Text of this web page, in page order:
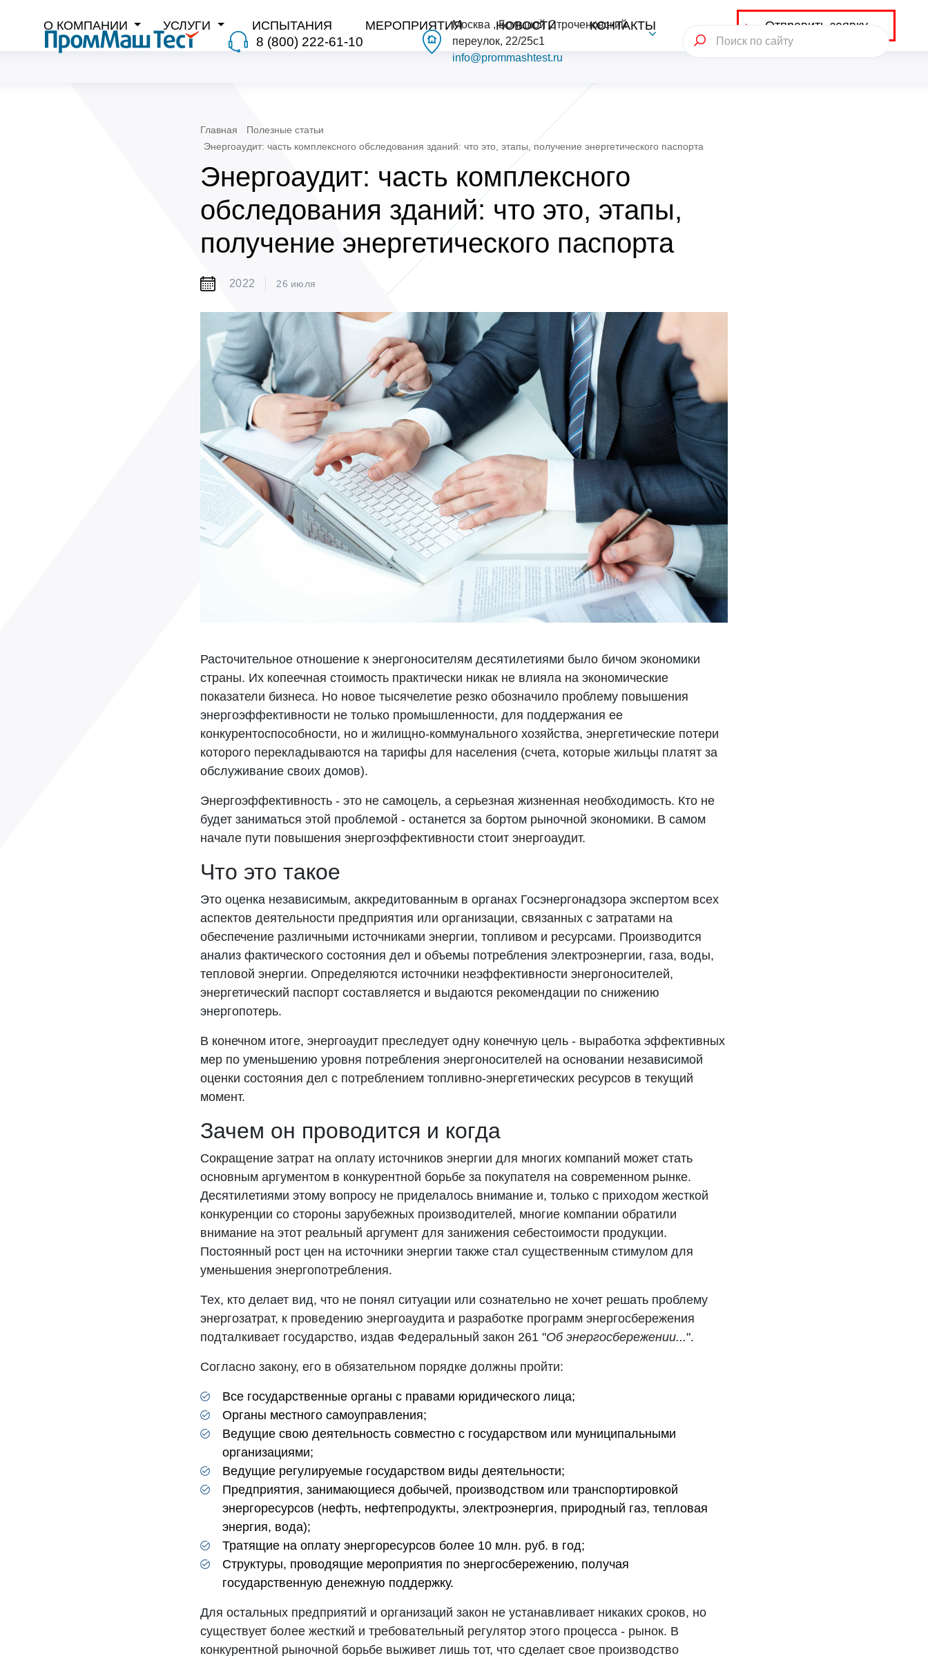
8 (800) 222-61-10
Москва , Большой Строченовский
переулок, 22/25с1
info@prommashtest.ru
О КОМПАНИИ УСЛУГИ ИСПЫТАНИЯ МЕРОПРИЯТИЯ НОВОСТИ КОНТАКТЫ Отправить заявку
Главная
Полезные статьи
Энергоаудит: часть комплексного обследования зданий: что это, этапы, получение энергетического паспорта
Энергоаудит: часть комплексного
обследования зданий: что это, этапы,
получение энергетического паспорта
2022 26 июля
Расточительное отношение к энергоносителям десятилетиями было бичом экономики
страны. Их копеечная стоимость практически никак не влияла на экономические
показатели бизнеса. Но новое тысячелетие резко обозначило проблему повышения
энергоэффективности не только промышленности, для поддержания ее
конкурентоспособности, но и жилищно-коммунального хозяйства, энергетические потери
которого перекладываются на тарифы для населения (счета, которые жильцы платят за
обслуживание своих домов).
Энергоэффективность - это не самоцель, а серьезная жизненная необходимость. Кто не
будет заниматься этой проблемой - останется за бортом рыночной экономики. В самом
начале пути повышения энергоэффективности стоит энергоаудит.
Что это такое
Это оценка независимым, аккредитованным в органах Госэнергонадзора экспертом всех
аспектов деятельности предприятия или организации, связанных с затратами на
обеспечение различными источниками энергии, топливом и ресурсами. Производится
анализ фактического состояния дел и объемы потребления электроэнергии, газа, воды,
тепловой энергии. Определяются источники неэффективности энергоносителей,
энергетический паспорт составляется и выдаются рекомендации по снижению
энергопотерь.
В конечном итоге, энергоаудит преследует одну конечную цель - выработка эффективных
мер по уменьшению уровня потребления энергоносителей на основании независимой
оценки состояния дел с потреблением топливно-энергетических ресурсов в текущий
момент.
Зачем он проводится и когда
Сокращение затрат на оплату источников энергии для многих компаний может стать
основным аргументом в конкурентной борьбе за покупателя на современном рынке.
Десятилетиями этому вопросу не приделалось внимание и, только с приходом жесткой
конкуренции со стороны зарубежных производителей, многие компании обратили
внимание на этот реальный аргумент для занижения себестоимости продукции.
Постоянный рост цен на источники энергии также стал существенным стимулом для
уменьшения энергопотребления.
Тех, кто делает вид, что не понял ситуации или сознательно не хочет решать проблему
энергозатрат, к проведению энергоаудита и разработке программ энергосбережения
подталкивает государство, издав Федеральный закон 261 "Об энергосбережении...".
Согласно закону, его в обязательном порядке должны пройти:
Все государственные органы с правами юридического лица;
Органы местного самоуправления;
Ведущие свою деятельность совместно с государством или муниципальными
организациями;
Ведущие регулируемые государством виды деятельности;
Предприятия, занимающиеся добычей, производством или транспортировкой
энергоресурсов (нефть, нефтепродукты, электроэнергия, природный газ, тепловая
энергия, вода);
Тратящие на оплату энергоресурсов более 10 млн. руб. в год;
Структуры, проводящие мероприятия по энергосбережению, получая
государственную денежную поддержку.
Для остальных предприятий и организаций закон не устанавливает никаких сроков, но
существует более жесткий и требовательный регулятор этого процесса - рынок. В
конкурентной рыночной борьбе выживет лишь тот, что сделает свое производство